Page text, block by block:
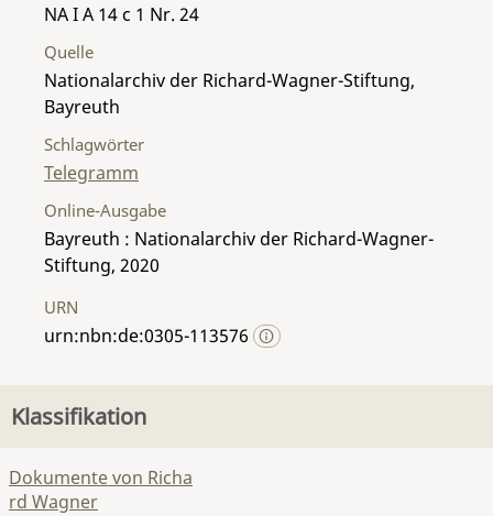
NA I A 14 c 1 Nr. 24
Quelle
Nationalarchiv der Richard-Wagner-Stiftung,
Bayreuth
Schlagwörter
Telegramm
Online-Ausgabe
Bayreuth : Nationalarchiv der Richard-Wagner-
Stiftung, 2020
URN
urn:nbn:de:0305-113576
Klassifikation
Dokumente von Richa
rd Wagner